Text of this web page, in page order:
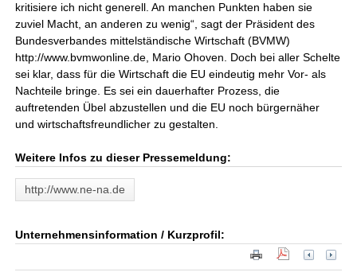
kritisiere ich nicht generell. An manchen Punkten haben sie
zuviel Macht, an anderen zu wenig“, sagt der Präsident des
Bundesverbandes mittelständische Wirtschaft (BVMW)
http://www.bvmwonline.de, Mario Ohoven. Doch bei aller Schelte
sei klar, dass für die Wirtschaft die EU eindeutig mehr Vor- als
Nachteile bringe. Es sei ein dauerhafter Prozess, die
auftretenden Übel abzustellen und die EU noch bürgernäher
und wirtschaftsfreundlicher zu gestalten.
Weitere Infos zu dieser Pressemeldung:
http://www.ne-na.de
Unternehmensinformation / Kurzprofil: